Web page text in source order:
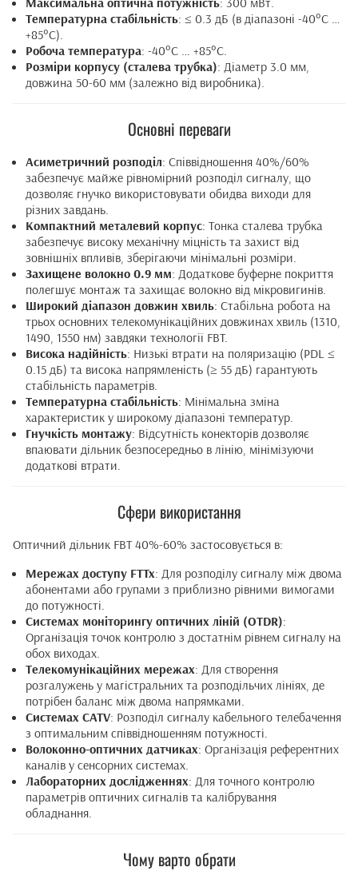
Температурна стабільність: ≤ 0.3 дБ (в діапазоні -40°C …
+85°C).
Робоча температура: -40°C … +85°C.
Розміри корпусу (сталева трубка): Діаметр 3.0 мм,
довжина 50-60 мм (залежно від виробника).
Основні переваги
Асиметричний розподіл: Співвідношення 40%/60%
забезпечує майже рівномірний розподіл сигналу, що
дозволяє гнучко використовувати обидва виходи для
різних завдань.
Компактний металевий корпус: Тонка сталева трубка
забезпечує високу механічну міцність та захист від
зовнішніх впливів, зберігаючи мінімальні розміри.
Захищене волокно 0.9 мм: Додаткове буферне покриття
полегшує монтаж та захищає волокно від мікровигинів.
Широкий діапазон довжин хвиль: Стабільна робота на
трьох основних телекомунікаційних довжинах хвиль (1310,
1490, 1550 нм) завдяки технології FBT.
Висока надійність: Низькі втрати на поляризацію (PDL ≤
0.15 дБ) та висока напрямленість (≥ 55 дБ) гарантують
стабільність параметрів.
Температурна стабільність: Мінімальна зміна
характеристик у широкому діапазоні температур.
Гнучкість монтажу: Відсутність конекторів дозволяє
впаювати дільник безпосередньо в лінію, мінімізуючи
додаткові втрати.
Сфери використання
Оптичний дільник FBT 40%-60% застосовується в:
Мережах доступу FTTx: Для розподілу сигналу між двома
абонентами або групами з приблизно рівними вимогами
до потужності.
Системах моніторингу оптичних ліній (OTDR):
Організація точок контролю з достатнім рівнем сигналу на
обох виходах.
Телекомунікаційних мережах: Для створення
розгалужень у магістральних та розподільчих лініях, де
потрібен баланс між двома напрямками.
Системах CATV: Розподіл сигналу кабельного телебачення
з оптимальним співвідношенням потужності.
Волоконно-оптичних датчиках: Організація референтних
каналів у сенсорних системах.
Лабораторних дослідженнях: Для точного контролю
параметрів оптичних сигналів та калібрування
обладнання.
Чому варто обрати